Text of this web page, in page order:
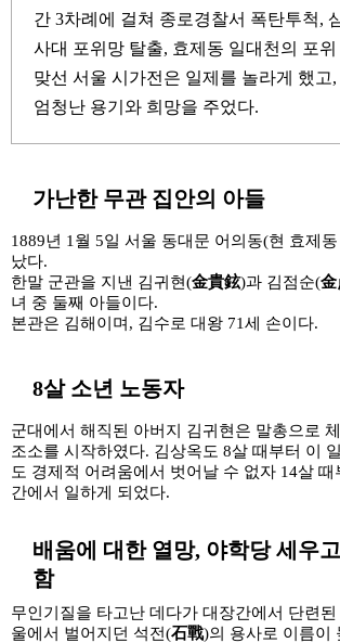
간 3차례에 걸쳐 종로경찰서 폭탄투척,
사대 포위망 탈출, 효제동 일대천의 포
맞선 서울 시가전은 일제를 놀라게 했고,
엄청난 용기와 희망을 주었다.
가난한 무관 집안의 아들
1889년 1월 5일 서울 동대문 어의동(현 효제
났다.
한말 군관을 지낸 김귀현(金貴鉉)과 김점순(金
녀 중 둘째 아들이다.
본관은 김해이며, 김수로 대왕 71세 손이다.
8살 소년 노동자
군대에서 해직된 아버지 김귀현은 말총으로
조소를 시작하였다. 김상옥도 8살 때부터 이
도 경제적 어려움에서 벗어날 수 없자 14살
간에서 일하게 되었다.
배움에 대한 열망, 야학당 세우
함
무인기질을 타고난 데다가 대장간에서 단련
울에서 벌어지던 석전(石戰)의 용사로 이름이